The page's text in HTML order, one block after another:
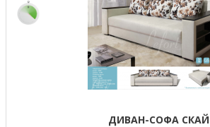
ДИВАН-СОФА СКАЙ